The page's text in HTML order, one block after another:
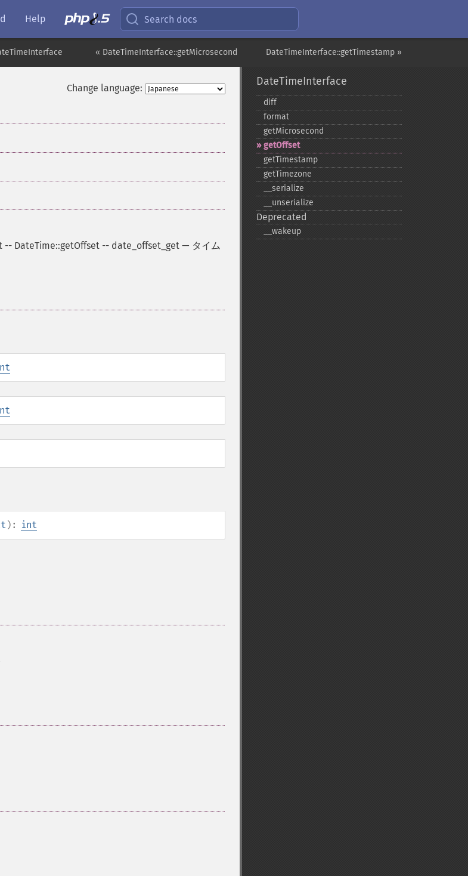
Help Search docs
DateTimeInterface::getTimestamp »
« DateTimeInterface::getMicrosecond
Change language:
-- DateTime::getOffset -- date_offset_get — タイム
): int
DateTimeInterface
diff
format
getMicrosecond
getOffset
getTimestamp
getTimezone
_​_​serialize
_​_​unserialize
Deprecated
_​_​wakeup